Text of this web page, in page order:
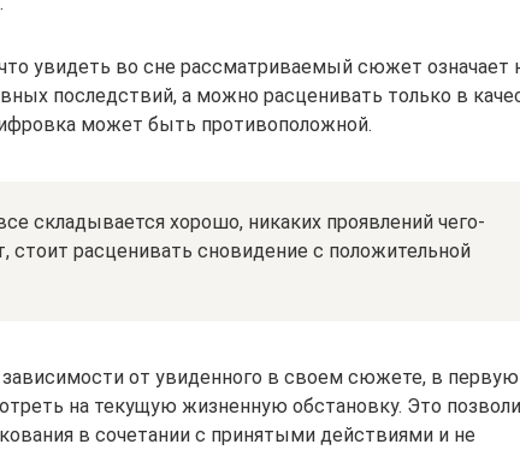
увидеть во сне рассматриваемый сюжет означает
последствий, а можно расценивать только в
может быть противоположной.
складывается хорошо, никаких проявлений чего-
стоит расценивать сновидение с положительной
от увиденного в своем сюжете, в первую
на текущую жизненную обстановку. Это
в сочетании с принятыми действиями и не